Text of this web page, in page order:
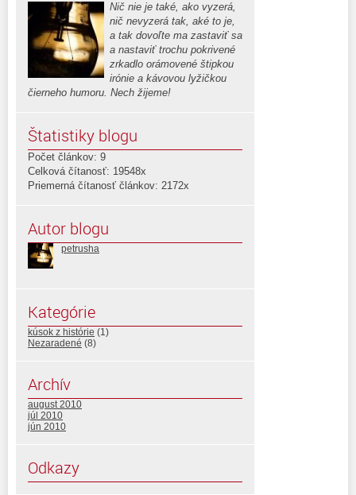
Nič nie je také, ako vyzerá,
nič nevyzerá tak, aké to je,
a tak dovoľte ma zastaviť sa
a nastaviť trochu pokrivené
zrkadlo orámovené štipkou
irónie a kávovou lyžičkou
čierneho humoru. Nech žijeme!
Štatistiky blogu
Počet článkov: 9
Celková čítanosť: 19548x
Priemerná čítanosť článkov: 2172x
Autor blogu
petrusha
Kategórie
kúsok z histórie (1)
Nezaradené (8)
Archív
august 2010
júl 2010
jún 2010
Odkazy